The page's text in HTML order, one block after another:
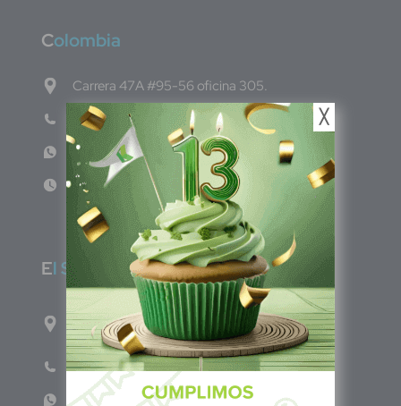
Colombia
Carrera 47A #95-56 oficina 305.
Teléfono: (601) 757 0706
WhatsApp: +57 317 465 1554
Lun - Vie 8:00am - 5:00pm
El Salvador
1ro Cll Pte, y 61 Av Nte, #3206, Local 9, San
Salvador Centro
Teléfono: +503 6986 1402
WhatsApp: +503 7687 3923
╳